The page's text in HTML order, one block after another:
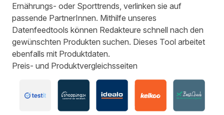
Ernährungs- oder Sporttrends, verlinken sie auf
passende PartnerInnen. Mithilfe unseres
Datenfeedtools können Redakteure schnell nach den
gewünschten Produkten suchen. Dieses Tool arbeitet
ebenfalls mit Produktdaten.
Preis- und Produktvergleichsseiten